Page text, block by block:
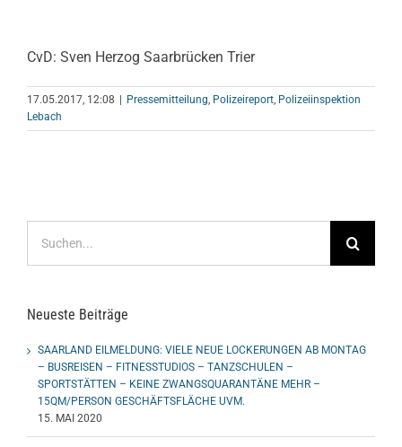
CvD: Sven Herzog Saarbrücken Trier
17.05.2017, 12:08 | Pressemitteilung Polizeireport Polizeiinspektion
Lebach
nach:
Neueste Beiträge
SAARLAND EILMELDUNG: VIELE NEUE LOCKERUNGEN AB MONTAG
– BUSREISEN – FITNESSTUDIOS – TANZSCHULEN –
SPORTSTÄTTEN – KEINE ZWANGSQUARANTÄNE MEHR –
15QM/PERSON GESCHÄFTSFLÄCHE UVM.
15. MAI 2020